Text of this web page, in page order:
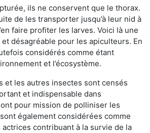
ils ne conservent que le thorax.
de les transporter jusqu’à leur nid à
faire profiter les larves. Voici là une
désagréable pour les apiculteurs. En
considérés comme étant
et l’écosystème.
et les autres insectes sont censés
et indispensable dans
ont pour mission de polliniser les
également considérées comme
contribuant à la survie de la